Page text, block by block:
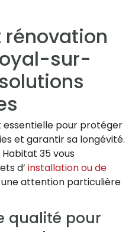
sur-
essentielle pour protéger
et garantir sa longévité.
35 vous
d’ installation ou de
une attention particulière
qualité pour